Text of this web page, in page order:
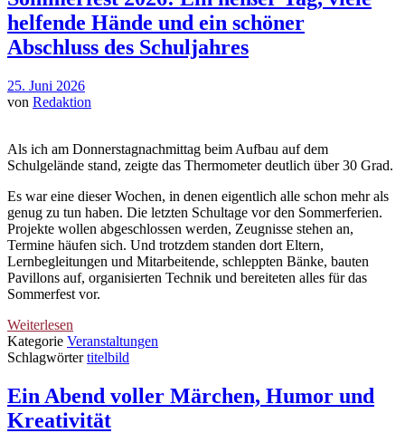
helfende Hände und ein schöner
Abschluss des Schuljahres
25. Juni 2026
von Redaktion
Als ich am Donnerstagnachmittag beim Aufbau auf dem
Schulgelände stand, zeigte das Thermometer deutlich über 30 Grad.
Es war eine dieser Wochen, in denen eigentlich alle schon mehr als
genug zu tun haben. Die letzten Schultage vor den Sommerferien.
Projekte wollen abgeschlossen werden, Zeugnisse stehen an,
Termine häufen sich. Und trotzdem standen dort Eltern,
Lernbegleitungen und Mitarbeitende, schleppten Bänke, bauten
Pavillons auf, organisierten Technik und bereiteten alles für das
Sommerfest vor.
Weiterlesen
Kategorie Veranstaltungen
Schlagwörtertitelbild
Ein Abend voller Märchen, Humor und
Kreativität